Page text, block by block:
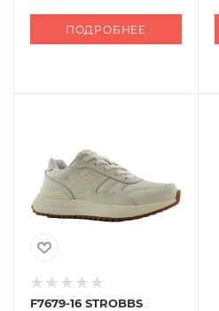
ПОДРОБНЕЕ
F7679-16 STROBBS